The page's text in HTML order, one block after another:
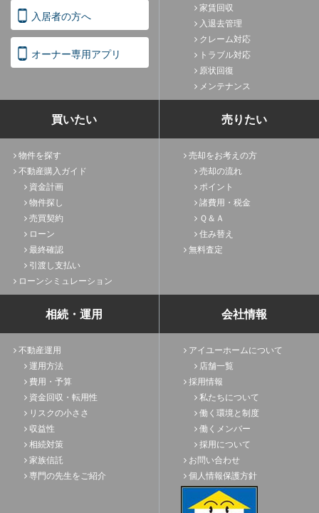
入居者の方へ
オーナー専用アプリ
家賃回収
入退去管理
クレーム対応
トラブル対応
原状回復
メンテナンス
買いたい
物件を探す
不動産購入ガイド
資金計画
物件探し
売買契約
ローン
最終確認
引渡し支払い
ローンシミュレーション
売りたい
売却をお考えの方
売却の流れ
ポイント
諸費用・税金
Ｑ＆Ａ
住み替え
無料査定
相続・運用
不動産運用
運用方法
費用・予算
資金回収・転用性
リスクの小ささ
収益性
相続対策
家族信託
専門の先生をご紹介
会社情報
アイユーホームについて
店舗一覧
採用情報
私たちについて
働く環境と制度
働くメンバー
採用について
お問い合わせ
個人情報保護方針